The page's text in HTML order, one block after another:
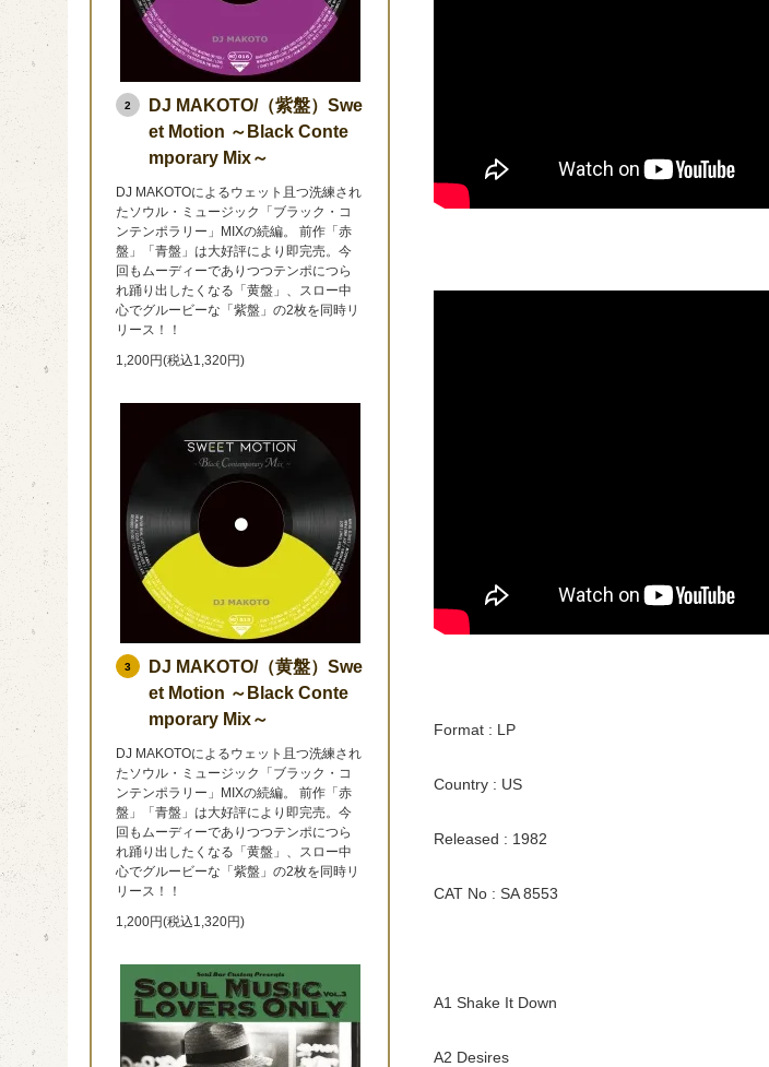
Format : LP
Country : US
Released : 1982
CAT No : SA 8553
A1 Shake It Down
A2 Desires
2
DJ MAKOTO/（紫盤）Swe
et Motion ～Black Conte
mporary Mix～
DJ MAKOTOによるウェット且つ洗練され
たソウル・ミュージック「ブラック・コ
ンテンポラリー」MIXの続編。 前作「赤
盤」「青盤」は大好評により即完売。今
回もムーディーでありつつテンポにつら
れ踊り出したくなる「黄盤」、スロー中
心でグルービーな「紫盤」の2枚を同時リ
リース！！
1,200円(税込1,320円)
3
DJ MAKOTO/（黄盤）Swe
et Motion ～Black Conte
mporary Mix～
DJ MAKOTOによるウェット且つ洗練され
たソウル・ミュージック「ブラック・コ
ンテンポラリー」MIXの続編。 前作「赤
盤」「青盤」は大好評により即完売。今
回もムーディーでありつつテンポにつら
れ踊り出したくなる「黄盤」、スロー中
心でグルービーな「紫盤」の2枚を同時リ
リース！！
1,200円(税込1,320円)